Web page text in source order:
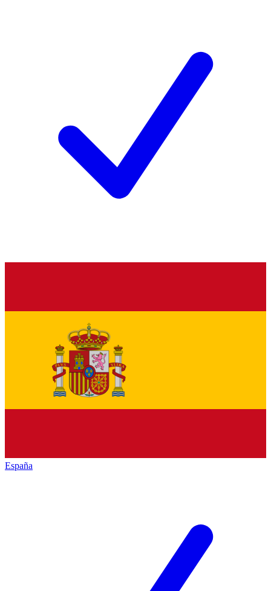
España